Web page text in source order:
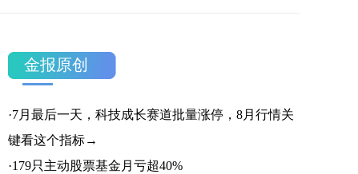
金报原创
·7月最后一天，科技成长赛道批量涨停，8月行情关
键看这个指标→
·179只主动股票基金月亏超40%